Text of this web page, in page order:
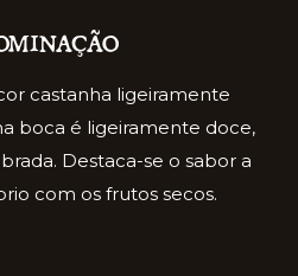
castanha ligeiramente
boca é ligeiramente doce,
Destaca-se o sabor a
com os frutos secos.